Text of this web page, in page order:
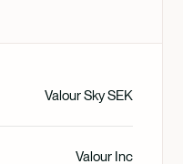
Valour Sky SEK
Valour Inc